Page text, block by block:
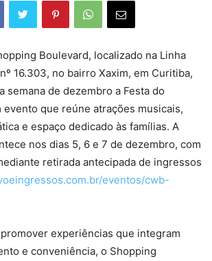
Boulevard, localizado na Linha
16.303, no bairro Xaxim, em Curitiba,
semana de dezembro a Festa do
evento que reúne atrações musicais,
e espaço dedicado às famílias. A
nos dias 5, 6 e 7 de dezembro, com
retirada antecipada de ingressos
eventos/cwb-
experiências que integram
e conveniência, o Shopping